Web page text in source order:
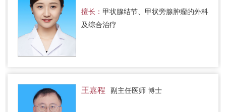
擅长： 甲状腺结节、甲状旁腺肿瘤的外科
及综合治疗
王嘉程 副主任医师 博士